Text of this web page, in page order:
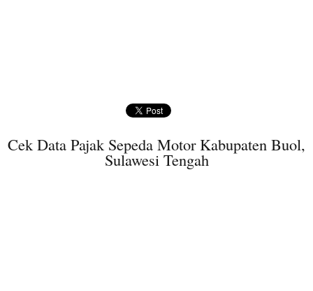
Cek Data Pajak Sepeda Motor Kabupaten Buol,
Sulawesi Tengah